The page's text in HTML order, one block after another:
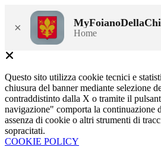
× Home
Questo sito utilizza cookie tecnici e
chiusura del banner mediante selezione
contraddistinto dalla X o tramite il
navigazione" comporta la continuazione
assenza di cookie o altri strumenti di
sopracitati.
COOKIE POLICY